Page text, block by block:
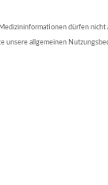
dürfen nicht
unsere allgemeinen